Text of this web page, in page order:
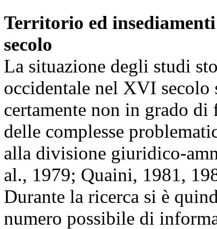
Territorio ed
secolo
La situazione degli studi
occidentale nel XVI secolo
certamente non in grado
delle complesse
alla divisione giuridico-
al., 1979; Quaini, 1981,
Durante la ricerca si è
numero possibile di